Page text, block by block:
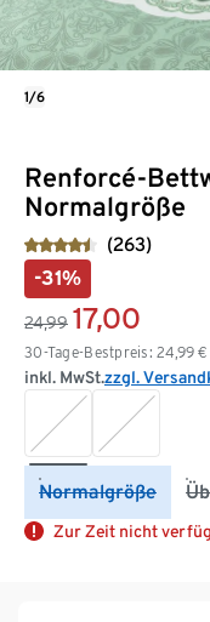
Renforcé-
Normalgröße
(263)
-31%
24,99 17,00
30-Tage-Bestpreis: 24,99 €
inkl. MwSt.zzgl.
Normalgröße
Zur Zeit nicht
1/6